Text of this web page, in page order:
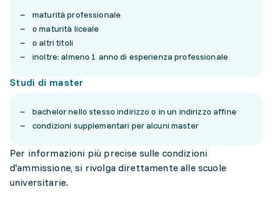
maturità professionale
o maturità liceale
o altri titoli
inoltre: almeno 1 anno di esperienza professionale
Studi di master
bachelor nello stesso indirizzo o in un indirizzo affine
condizioni supplementari per alcuni master
Per informazioni più precise sulle condizioni
d'ammissione, si rivolga direttamente alle scuole
universitarie.